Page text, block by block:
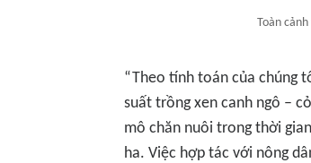
Toàn
“Theo tính toán của chúng
suất trồng xen canh ngô –
mô chăn nuôi trong thời
ha. Việc hợp tác với nông